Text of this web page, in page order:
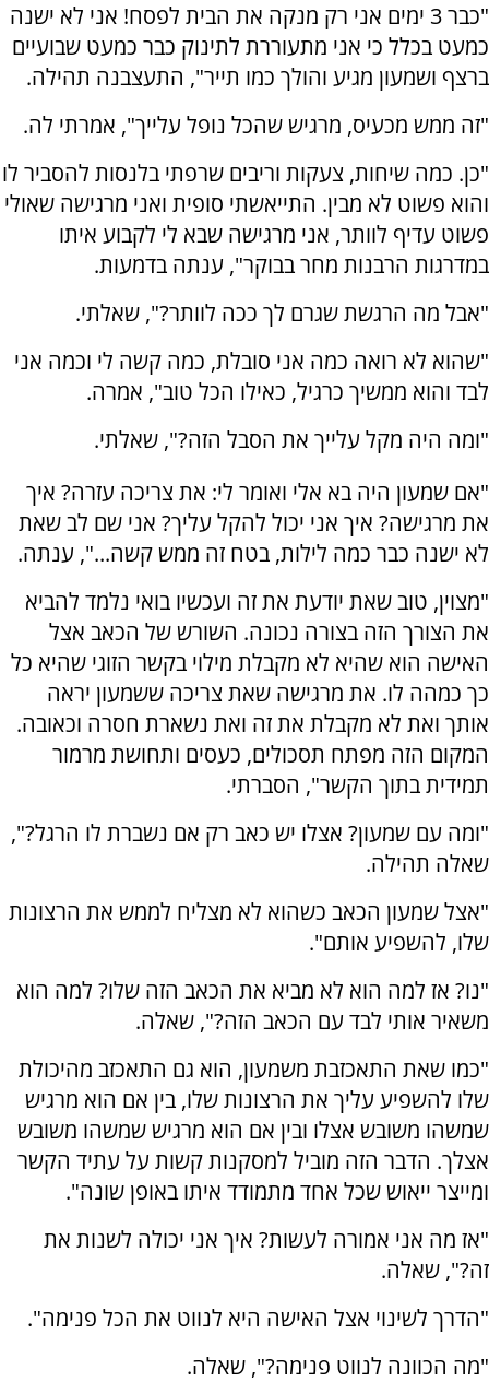
"כבר 3 ימים אני רק מנקה את הבית לפסח! אני לא ישנה
כמעט בכלל כי אני מתעוררת לתינוק כבר כמעט שבועיים
ברצף ושמעון מגיע והולך כמו תייר", התעצבנה תהילה.
"זה ממש מכעיס, מרגיש שהכל נופל עלייך", אמרתי לה.
"כן. כמה שיחות, צעקות וריבים שרפתי בלנסות להסביר לו
והוא פשוט לא מבין. התייאשתי סופית ואני מרגישה שאולי
פשוט עדיף לוותר, אני מרגישה שבא לי לקבוע איתו
במדרגות הרבנות מחר בבוקר", ענתה בדמעות.
"אבל מה הרגשת שגרם לך ככה לוותר?", שאלתי.
"שהוא לא רואה כמה אני סובלת, כמה קשה לי וכמה אני
לבד והוא ממשיך כרגיל, כאילו הכל טוב", אמרה.
"ומה היה מקל עלייך את הסבל הזה?", שאלתי.
"אם שמעון היה בא אלי ואומר לי: את צריכה עזרה? איך
את מרגישה? איך אני יכול להקל עליך? אני שם לב שאת
לא ישנה כבר כמה לילות, בטח זה ממש קשה...", ענתה.
"מצוין, טוב שאת יודעת את זה ועכשיו בואי נלמד להביא
את הצורך הזה בצורה נכונה. השורש של הכאב אצל
האישה הוא שהיא לא מקבלת מילוי בקשר הזוגי שהיא כל
כך כמהה לו. את מרגישה שאת צריכה ששמעון יראה
אותך ואת לא מקבלת את זה ואת נשארת חסרה וכאובה.
המקום הזה מפתח תסכולים, כעסים ותחושת מרמור
תמידית בתוך הקשר", הסברתי.
"ומה עם שמעון? אצלו יש כאב רק אם נשברת לו הרגל?",
שאלה תהילה.
"אצל שמעון הכאב כשהוא לא מצליח לממש את הרצונות
שלו, להשפיע אותם".
"נו? אז למה הוא לא מביא את הכאב הזה שלו? למה הוא
משאיר אותי לבד עם הכאב הזה?", שאלה.
"כמו שאת התאכזבת משמעון, הוא גם התאכזב מהיכולת
שלו להשפיע עליך את הרצונות שלו, בין אם הוא מרגיש
שמשהו משובש אצלו ובין אם הוא מרגיש שמשהו משובש
אצלך. הדבר הזה מוביל למסקנות קשות על עתיד הקשר
ומייצר ייאוש שכל אחד מתמודד איתו באופן שונה".
"אז מה אני אמורה לעשות? איך אני יכולה לשנות את
זה?", שאלה.
"הדרך לשינוי אצל האישה היא לנווט את הכל פנימה".
"מה הכוונה לנווט פנימה?", שאלה.